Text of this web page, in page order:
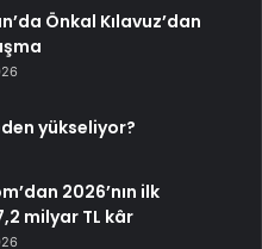
Önkal Kılavuz’dan
yükseliyor?
2026’nın ilk
milyar TL kâr